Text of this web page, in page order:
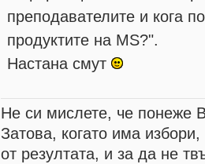
преподавателите и кога
продуктите на MS?".
Настана смут
Не си мислете, че понеже
Затова, когато има
от резултата, и за да не